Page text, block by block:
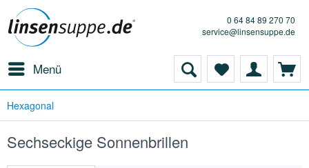
0 64 84 89 270 70
service@linsensuppe.de
Menü
Hexagonal
Sechseckige Sonnenbrillen